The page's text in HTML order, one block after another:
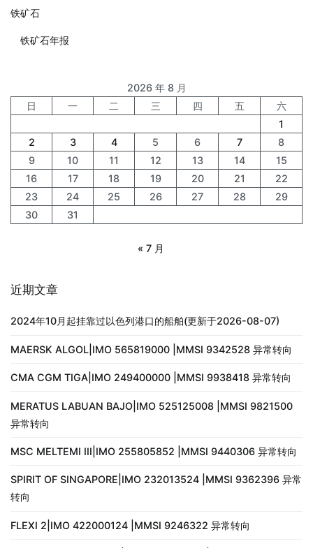
铁矿石
铁矿石年报
2026 年 8 月
日
一 二 三 四 五
六
1
2
3 4 5 6 7
8
9
10 11 12 13 14
15
16
17 18 19 20 21
22
23
24 25 26 27 28
29
30
31
« 7 月
近期文章
2024年10月起挂靠过以色列港口的船舶(更新于2026-08-07)
MAERSK ALGOL|IMO 565819000 |MMSI 9342528 异常转向
CMA CGM TIGA|IMO 249400000 |MMSI 9938418 异常转向
MERATUS LABUAN BAJO|IMO 525125008 |MMSI 9821500
异常转向
MSC MELTEMI III|IMO 255805852 |MMSI 9440306 异常转向
SPIRIT OF SINGAPORE|IMO 232013524 |MMSI 9362396 异常
转向
FLEXI 2|IMO 422000124 |MMSI 9246322 异常转向